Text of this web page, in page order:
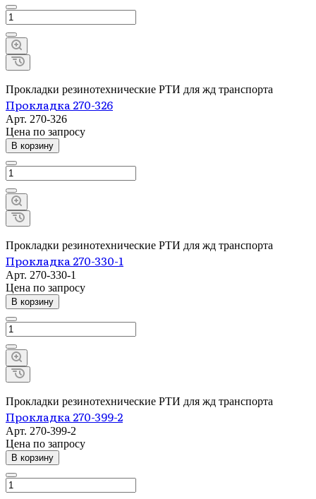
Прокладки резинотехнические РТИ для жд транспорта
Прокладка 270-326
Арт. 270-326
Цена по запросу
В корзину
Прокладки резинотехнические РТИ для жд транспорта
Прокладка 270-330-1
Арт. 270-330-1
Цена по запросу
В корзину
Прокладки резинотехнические РТИ для жд транспорта
Прокладка 270-399-2
Арт. 270-399-2
Цена по запросу
В корзину